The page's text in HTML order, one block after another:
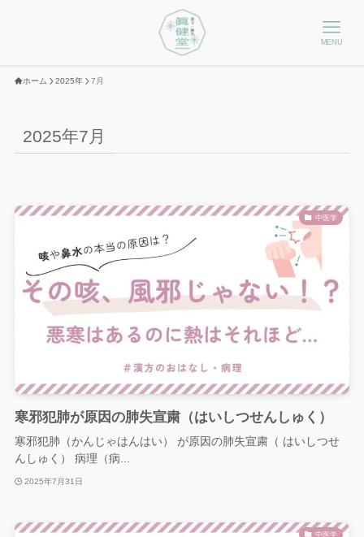
MENU
ホーム 2025年 7月
2025年7月
中医学
寒邪犯肺が原因の肺失宣粛（はいしつせんしゅく）
寒邪犯肺（かんじゃはんはい） が原因の肺失宣粛（ はいしつせ
んしゅく） 病理（病...
2025年7月31日
中医学